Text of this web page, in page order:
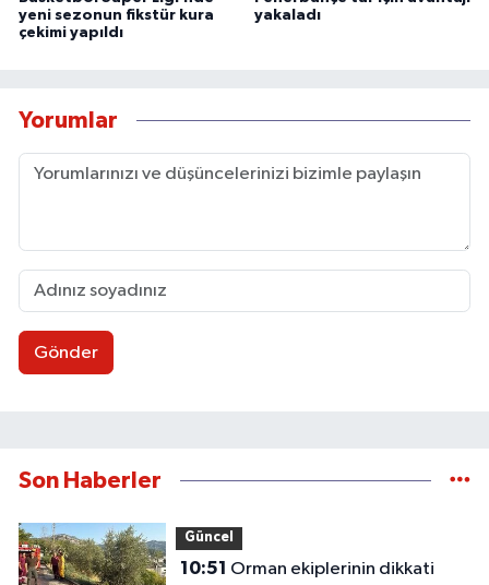
yeni sezonun fikstür kura
çekimi yapıldı
yakaladı
Yorumlar
Gönder
Son Haberler
Güncel
10:51